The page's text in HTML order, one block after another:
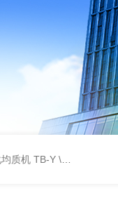
质机 TB-Y \TB-SSID全自动圆瓶罐贴标机